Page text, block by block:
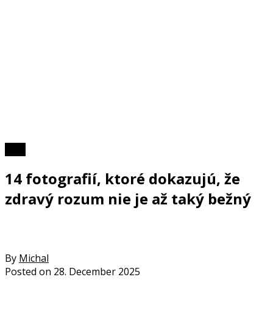
14 fotografií, ktoré dokazujú, že
zdravý rozum nie je až taký bežný
By Michal
Posted on 28. December 2025